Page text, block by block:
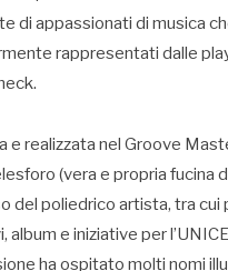
di appassionati di musica
rappresentati dalle
e realizzata nel Groove
(vera e propria fucina
del poliedrico artista, tra cui
album e iniziative per
ha ospitato molti nomi